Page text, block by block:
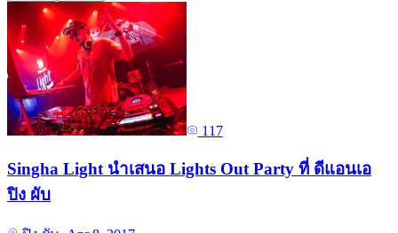
117
Singha Light นำเสนอ Lights Out Party ที่ ดีแอนเอ
ปิง ผับ